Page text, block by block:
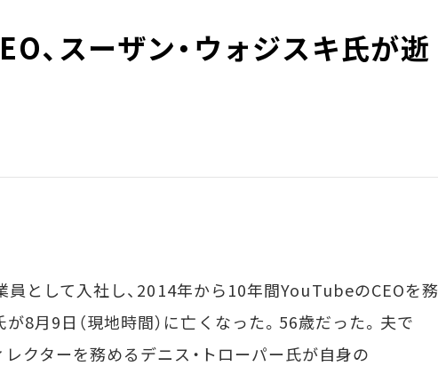
、スーザン・ウォジスキ氏が逝
として入社し、2014年から10年間YouTubeのCEOを務
8月9日（現地時間）に亡くなった。56歳だった。夫で
クターを務めるデニス・トローパー氏が自身の